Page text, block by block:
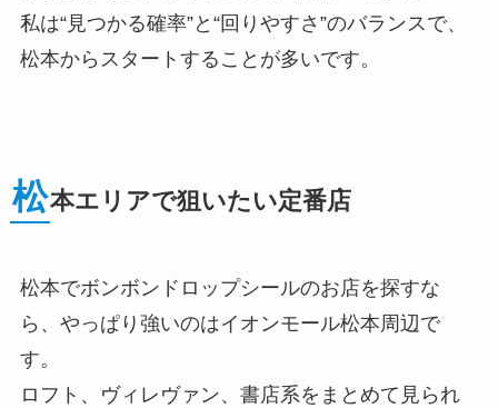
私は“見つかる確率”と“回りやすさ”のバランスで、
松本からスタートすることが多いです。
松本エリアで狙いたい定番店
松本でボンボンドロップシールのお店を探すな
ら、やっぱり強いのはイオンモール松本周辺で
す。
ロフト、ヴィレヴァン、書店系をまとめて見られ